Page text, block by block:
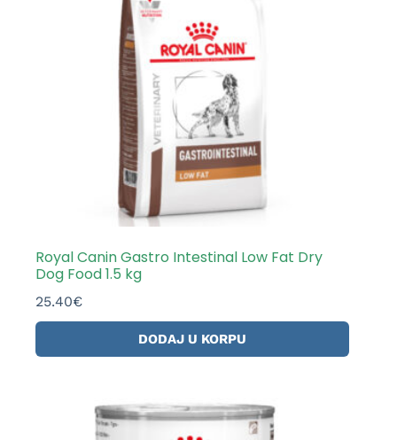
Royal Canin Gastro Intestinal Low Fat Dry
Dog Food 1.5 kg
25.40€
DODAJ U KORPU